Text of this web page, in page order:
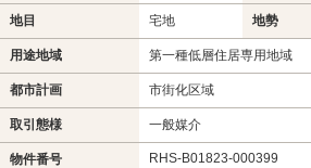
地目 宅地 地勢
用途地域 第一種低層住居専用地域
都市計画 市街化区域
取引態様 一般媒介
物件番号 RHS-B01823-000399